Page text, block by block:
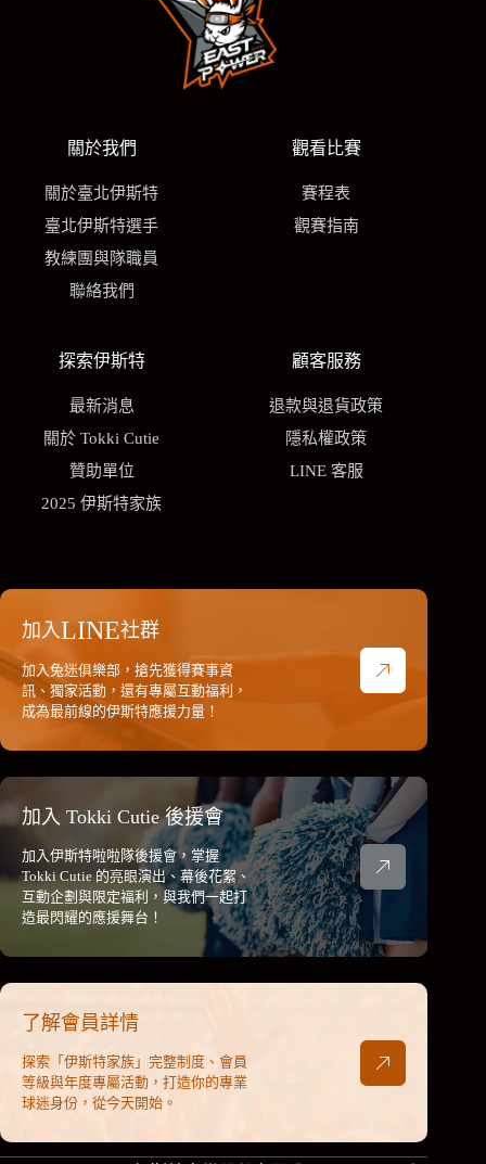
關於我們
關於臺北伊斯特
臺北伊斯特選手
教練團與隊職員
聯絡我們
觀看比賽
賽程表
觀賽指南
探索伊斯特
最新消息
關於 Tokki Cutie
贊助單位
2025 伊斯特家族
顧客服務
退款與退貨政策
隱私權政策
LINE 客服
加入LINE社群
加入兔迷俱樂部，搶先獲得賽事資
訊、獨家活動，還有專屬互動福利，
成為最前線的伊斯特應援力量！
加入 Tokki Cutie 後援會
加入伊斯特啦啦隊後援會，掌握
Tokki Cutie 的亮眼演出、幕後花絮、
互動企劃與限定福利，與我們一起打
造最閃耀的應援舞台！
了解會員詳情
探索「伊斯特家族」完整制度、會員
等級與年度專屬活動，打造你的專業
球迷身份，從今天開始。